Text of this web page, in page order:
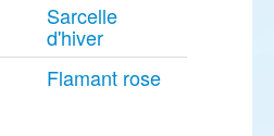
Sarcelle
d'hiver
Flamant rose